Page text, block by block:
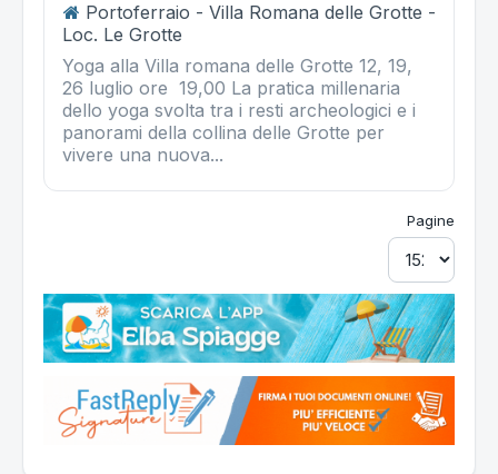
Portoferraio - Villa Romana delle Grotte -
Loc. Le Grotte
Yoga alla Villa romana delle Grotte 12, 19,
26 luglio ore 19,00 La pratica millenaria
dello yoga svolta tra i resti archeologici e i
panorami della collina delle Grotte per
vivere una nuova...
Pagine